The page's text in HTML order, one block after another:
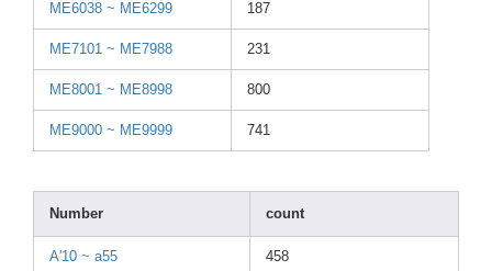
ME6038 ~ ME6299 187
ME7101 ~ ME7988 231
ME8001 ~ ME8998 800
ME9000 ~ ME9999 741
Number count
A'10 ~ a55 458